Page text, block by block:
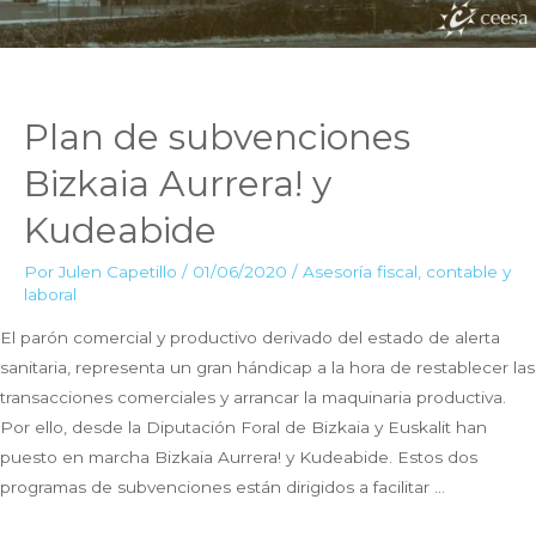
Plan de subvenciones
Bizkaia Aurrera! y
Kudeabide
PorJulen Capetillo / 01/06/2020 / Asesoría fiscal, contable y
laboral
El parón comercial y productivo derivado del estado de alerta
sanitaria, representa un gran hándicap a la hora de restablecer las
transacciones comerciales y arrancar la maquinaria productiva.
Por ello, desde la Diputación Foral de Bizkaia y Euskalit han
puesto en marcha Bizkaia Aurrera! y Kudeabide. Estos dos
programas de subvenciones están dirigidos a facilitar …